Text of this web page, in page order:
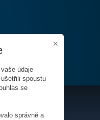
údaje
spoustu
se
správně a